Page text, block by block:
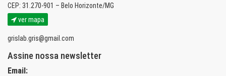
CEP: 31.270-901 – Belo Horizonte/MG
ver mapa
grislab.gris@gmail.com
Assine nossa newsletter
Email: